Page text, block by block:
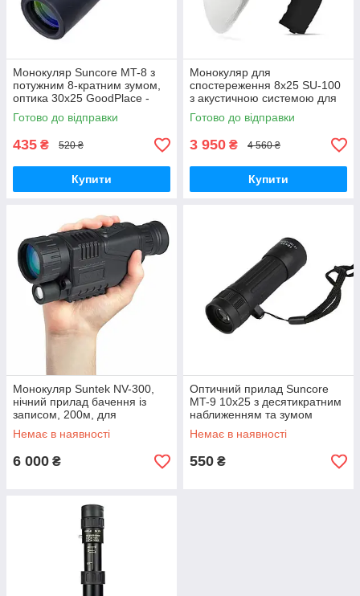
Монокуляр Suncore MT-8 з
потужним 8-кратним зумом,
оптика 30х25 GoodPlace -
worry-free-shopping-
Готово до відправки
435 ₴ 520 ₴
Купити
Монокуляр для
спостереження 8х25 SU-100
з акустичною системою для
пошуку супротивника
GoodPlace -worry-free-
Готово до відправки
3 950 ₴ 4 560 ₴
Купити
Монокуляр Suntek NV-300,
нічний прилад бачення із
записом, 200м, для
полювання та риболовлі
GoodPlace -worry-free-
Немає в наявності
6 000 ₴
Оптичний прилад Suncore
MT-9 10х25 з десятикратним
наближенням та зумом
GoodPlace -worry-free-
shopping-
Немає в наявності
550 ₴